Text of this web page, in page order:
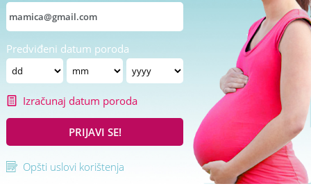
Predviđeni datum poroda
Izračunaj datum poroda
PRIJAVI SE!
Opšti uslovi korištenja